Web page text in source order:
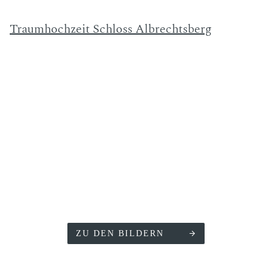
Traumhochzeit Schloss Albrechtsberg
ZU DEN BILDERN